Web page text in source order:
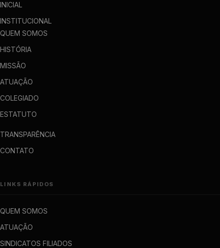
INICIAL
INSTITUCIONAL
QUEM SOMOS
HISTÓRIA
MISSÃO
ATUAÇÃO
COLEGIADO
ESTATUTO
TRANSPARÊNCIA
CONTATO
LINKS RÁPIDOS
QUEM SOMOS
ATUAÇÃO
SINDICATOS FILIADOS